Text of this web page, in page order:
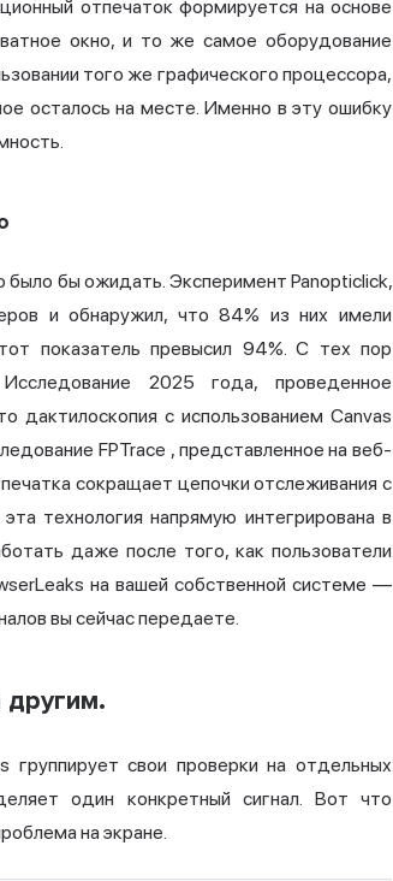
отпечаток формируется на основе
окно, и то же самое оборудование
того же графического процессора,
осталось на месте. Именно в эту ошибку
было бы ожидать. Эксперимент Panopticlick,
и обнаружил, что 84% из них имели
показатель превысил 94%. С тех пор
Исследование 2025 года, проведенное
дактилоскопия с использованием Canvas
FPTrace , представленное на веб-
сокращает цепочки отслеживания с
технология напрямую интегрирована в
даже после того, как пользователи
на вашей собственной системе —
вы сейчас передаете.
свои проверки на отдельных
один конкретный сигнал. Вот что
на экране.